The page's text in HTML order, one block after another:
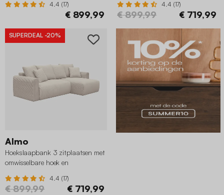
4.4 (17)
€ 899,99
4.4 (17)
€ 899,99 € 719,99
SUPERDEAL -20%
Almo
Hoekslaapbank 3 zitplaatsen met
omwisselbare hoek en
4.4 (17)
€ 899,99 € 719,99